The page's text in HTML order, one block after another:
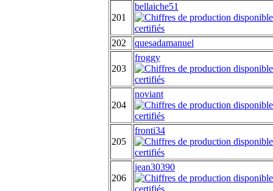
201
bellaiche51
202 quesadamanuel
203
froggy
204
noviant
205
fronti34
206
jean30390